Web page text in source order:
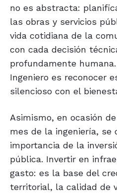
no es abstracta:
las obras y servicios
vida cotidiana de la
con cada decisión
profundamente
Ingeniero es reconocer
silencioso con el
Asimismo, en ocasión
mes de la ingeniería, se
importancia de la
pública. Invertir en
gasto: es la base del
territorial, la calidad de